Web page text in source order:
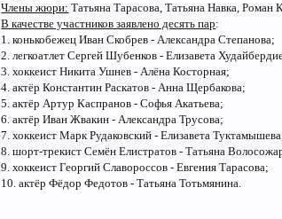
Члены жюри: Татьяна Тарасова, Татьяна Навка,
В качестве участников заявлено десять пар:
1. конькобежец Иван Скобрев - Александра Степанова;
2. легкоатлет Сергей Шубенков - Елизавета
3. хоккеист Никита Ушнев - Алёна Косторная;
4. актёр Константин Раскатов - Анна Щербакова;
5. актёр Артур Каспранов - Софья Акатьева;
6. актёр Иван Жвакин - Александра Трусова;
7. хоккеист Марк Рудаковский - Елизавета
8. шорт-трекист Семён Елистратов - Татьяна
9. хоккеист Георгий Славороссов - Евгения Тарасова;
10. актёр Фёдор Федотов - Татьяна Тотьмянина.